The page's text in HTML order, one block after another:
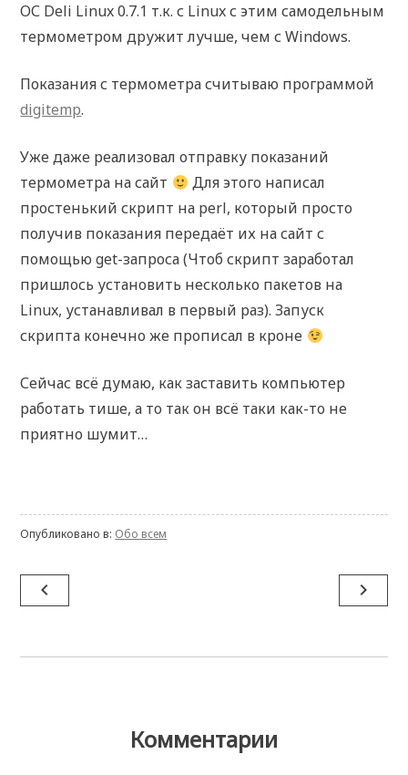
ОС Deli Linux 0.7.1 т.к. с Linux с этим самодельным
термометром дружит лучше, чем с Windows.
Показания с термометра считываю программой
digitemp.
Уже даже реализовал отправку показаний
термометра на сайт
Для этого написал
простенький скрипт на perl, который просто
получив показания передаёт их на сайт с
помощью get-запроса (Чтоб скрипт заработал
пришлось установить несколько пакетов на
Linux, устанавливал в первый раз). Запуск
скрипта конечно же прописал в кроне
Сейчас всё думаю, как заставить компьютер
работать тише, а то так он всё таки как-то не
приятно шумит…
Опубликовано в: Обо всем
Навигация
по
navigate_before navigate_next
Комментарии